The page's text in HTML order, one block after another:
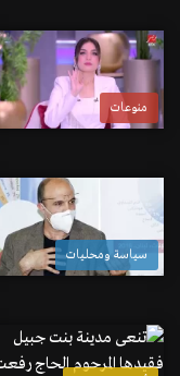
منوعات
سياسة ومحليات